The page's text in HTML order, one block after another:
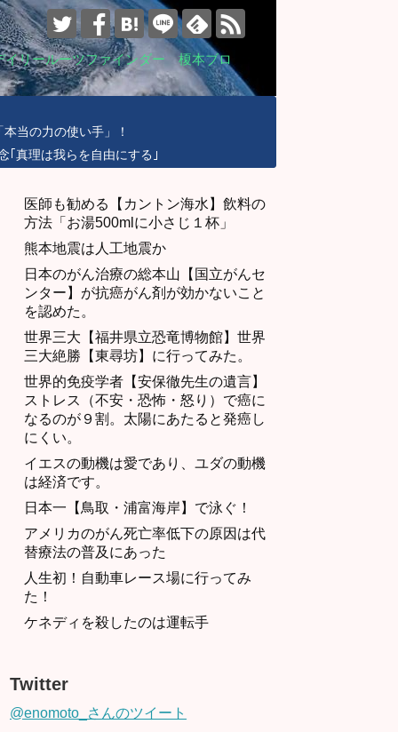
イリールーツファインダー 榎本ブロ
当の力の使い手」！
｢真理は我らを自由にする｣
医師も勧める【カントン海水】飲料の
方法「お湯500mlに小さじ１杯」
熊本地震は人工地震か
日本のがん治療の総本山【国立がんセ
ンター】が抗癌がん剤が効かないこと
を認めた。
世界三大【福井県立恐竜博物館】世界
三大絶勝【東尋坊】に行ってみた。
世界的免疫学者【安保徹先生の遺言】
ストレス（不安・恐怖・怒り）で癌に
なるのが９割。太陽にあたると発癌し
にくい。
イエスの動機は愛であり、ユダの動機
は経済です。
日本一【鳥取・浦富海岸】で泳ぐ！
アメリカのがん死亡率低下の原因は代
替療法の普及にあった
人生初！自動車レース場に行ってみ
た！
ケネディを殺したのは運転手
Twitter
@enomoto_さんのツイート